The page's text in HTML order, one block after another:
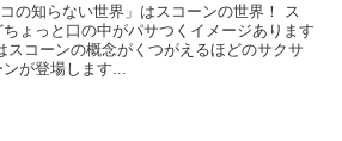
の知らない世界」はスコーンの世界！ ス
ょっと口の中がパサつくイメージあります
スコーンの概念がくつがえるほどのサクサ
が登場します...